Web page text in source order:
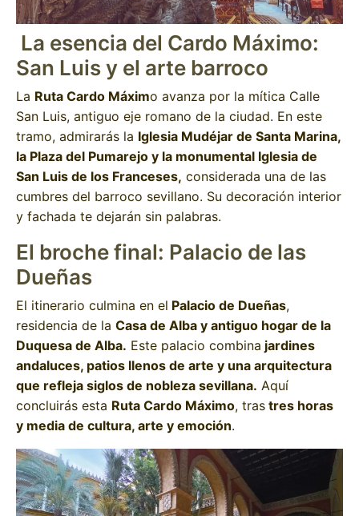
La esencia del Cardo Máximo:
San Luis y el arte barroco
La Ruta Cardo Máximo avanza por la mítica Calle
San Luis, antiguo eje romano de la ciudad. En este
tramo, admirarás la Iglesia Mudéjar de Santa Marina,
la Plaza del Pumarejo y la monumental Iglesia de
San Luis de los Franceses, considerada una de las
cumbres del barroco sevillano. Su decoración interior
y fachada te dejarán sin palabras.
El broche final: Palacio de las
Dueñas
El itinerario culmina en el Palacio de Dueñas,
residencia de la Casa de Alba y antiguo hogar de la
Duquesa de Alba. Este palacio combina jardines
andaluces, patios llenos de arte y una arquitectura
que refleja siglos de nobleza sevillana. Aquí
concluirás esta Ruta Cardo Máximo, tras tres horas
y media de cultura, arte y emoción.